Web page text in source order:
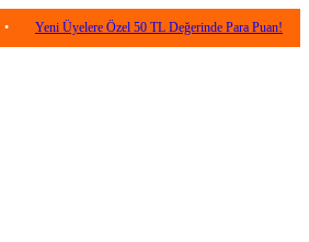
Üyelere Özel 50 TL Değerinde Para Puan! •